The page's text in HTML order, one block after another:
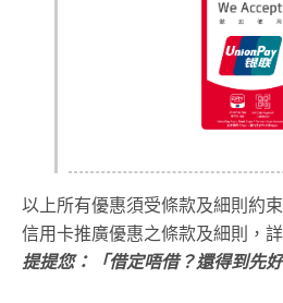
以上所有優惠須受條款及細則約束
信用卡推廣優惠之條款及細則，
提提您：「借定唔借？還得到先好